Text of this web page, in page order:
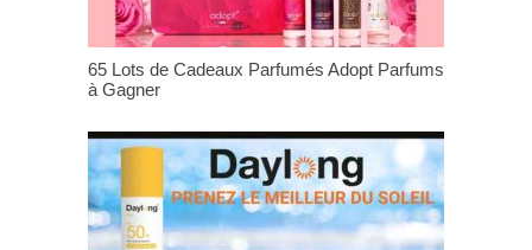
65 Lots de Cadeaux Parfumés Adopt Parfums
à Gagner